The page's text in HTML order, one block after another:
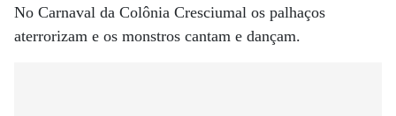
No Carnaval da Colônia Cresciumal os palhaços
aterrorizam e os monstros cantam e dançam.